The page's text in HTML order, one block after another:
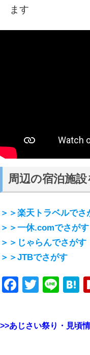
ます
周辺の宿泊施
＞＞楽天トラベルでさ
＞＞一休.comでさがす
＞＞じゃらんでさがす
＞＞JTBでさがす
>>あじさい祭り・見頃